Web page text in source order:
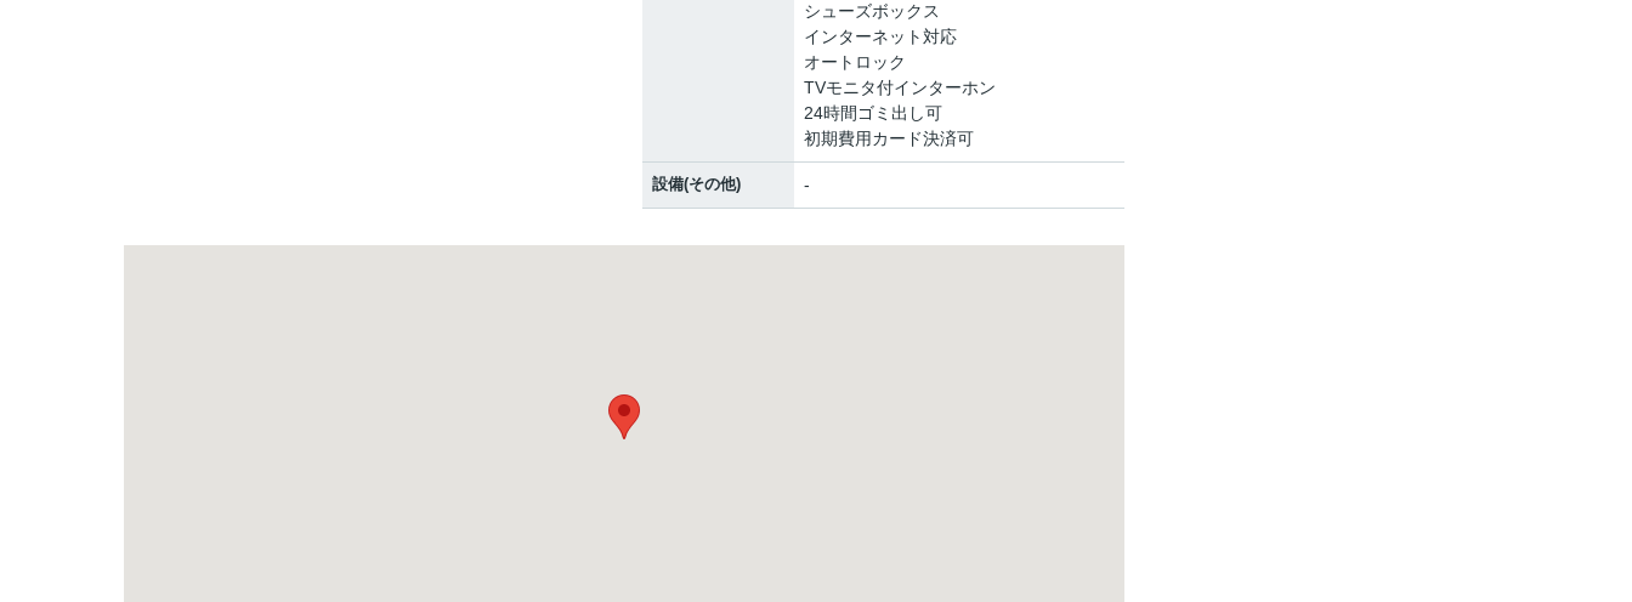
シューズボックス
インターネット対応
オートロック
TVモニタ付インターホン
24時間ゴミ出し可
初期費用カード決済可
設備(その他) -